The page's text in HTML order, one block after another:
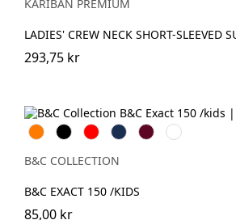
KARIBAN PREMIUM
LADIES' CREW NECK SHORT-SLEEVED
293,75 kr
Orange
Svart Röd Navy Burgundy
Bottle
Green
B&C COLLECTION
B&C EXACT 150 /KIDS
85,00 kr